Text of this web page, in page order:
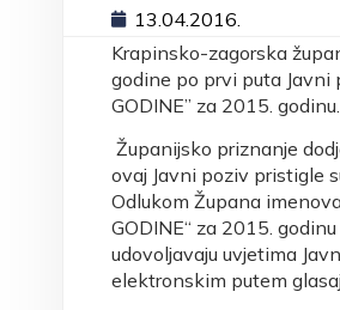
13.04.2016.
Krapinsko-zagorska
godine po prvi puta Javni
GODINE” za 2015. godinu.
Županijsko priznanje
ovaj Javni poziv pristigle
Odlukom Župana
GODINE“ za 2015.
udovoljavaju uvjetima
elektronskim putem